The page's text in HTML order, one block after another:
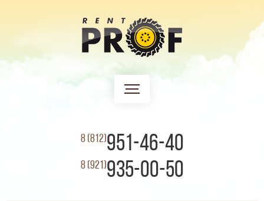
8 (812)951-46-40
8 (921)935-00-50